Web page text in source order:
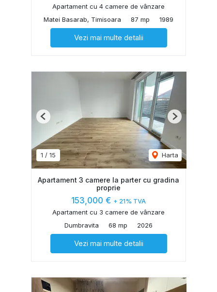
Apartament cu 4 camere de vânzare
Matei Basarab, Timisoara
87 mp 1989
Vezi mai multe detalii
1 / 15 Harta
Previous Next
Apartament 3 camere la parter cu gradina
proprie
153,000 € + 21% TVA
Apartament cu 3 camere de vânzare
Dumbravita
68 mp 2026
Vezi mai multe detalii